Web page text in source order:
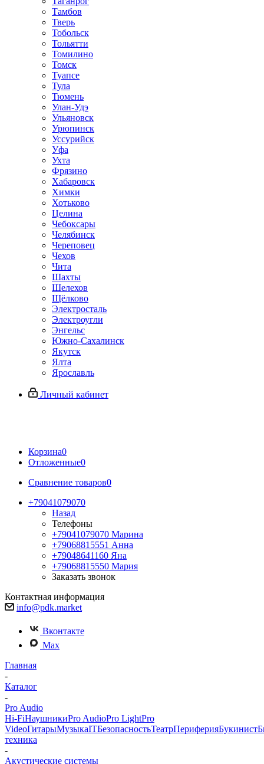
Тамбов
Тверь
Тобольск
Тольятти
Томилино
Томск
Туапсе
Тула
Тюмень
Улан-Удэ
Ульяновск
Урюпинск
Уссурийск
Уфа
Ухта
Фрязино
Хабаровск
Химки
Хотьково
Целина
Чебоксары
Челябинск
Череповец
Чехов
Чита
Шахты
Шелехов
Щёлково
Электросталь
Электроугли
Энгельс
Южно-Сахалинск
Якутск
Ялта
Ярославль
Личный кабинет
Корзина0
Отложенные0
Сравнение товаров0
+79041079070
Назад
Телефоны
+79041079070 Марина
+79068815551 Анна
+79048641160 Яна
+79068815550 Мария
Заказать звонок
Контактная информация
info@pdk.market
Вконтакте
Max
Главная
-
Каталог
-
Pro Audio
Hi-FiНаушникиPro AudioPro LightPro
VideoГитарыМузыкаITБезопасностьТеатрПериферияБукинист
техника
-
Акустические системы